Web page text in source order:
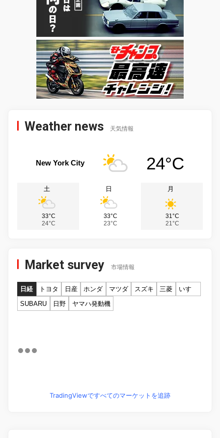
Weather news 天気情報
New York City 24°C
土
33°C
24°C
日
33°C
23°C
月
31°C
21°C
Market survey 市場情報
日経 トヨタ 日産 ホンダ マツダ スズキ 三菱
いすゞ
SUBARU
日野 ヤマハ発動機
TradingViewですべてのマーケットを追跡